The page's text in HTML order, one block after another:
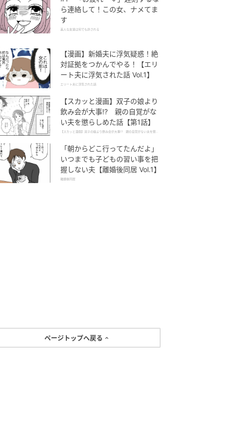
ら連絡して！この女、ナメてま
す
美人な友達は何でも許される
【漫画】新婚夫に浮気疑惑！絶
対証拠をつかんでやる！【エリ
ート夫に浮気された話 Vol.1】
エリート夫に浮気された話
【スカッと漫画】双子の娘より
飲み会が大事!? 親の自覚がな
い夫を懲らしめた話【第1話】
【スカッと漫画】双子の娘より飲み会が大事!? 親の自覚がない夫を懲ら
「朝からどこ行ってたんだよ」
いつまでも子どもの習い事を把
握しない夫【離婚後同居 Vol.1】
離婚後同居
ページトップへ戻る